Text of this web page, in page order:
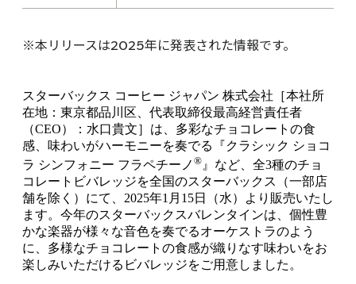
※本リリースは2025年に発表された情報です。
スターバックス コーヒー ジャパン 株式会社［本社所
在地：東京都品川区、代表取締役最高経営責任者
（CEO）：水口貴文］は、多彩なチョコレートの食
感、味わいがハーモニーを奏でる『クラシック ショコ
ラ シンフォニー フラペチーノ ® 』など、全3種のチョ
コレートビバレッジを全国のスターバックス（一部店
舗を除く）にて、2025年1月15日（水）より販売いたし
ます。今年のスターバックスバレンタインは、個性豊
かな楽器が様々な音色を奏でるオーケストラのよう
に、多様なチョコレートの食感が織りなす味わいをお
楽しみいただけるビバレッジをご用意しました。